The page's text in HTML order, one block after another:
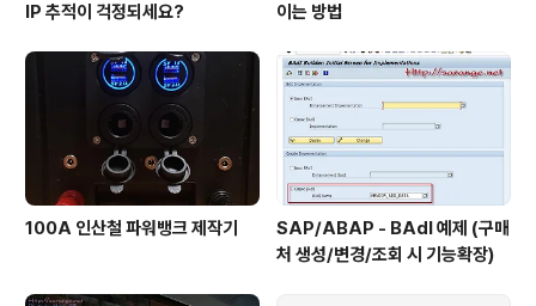
IP 추적이 걱정되세요?
이는 방법
100A 인산철 파워뱅크 제작기
SAP/ABAP - BAdI 예제 (구매
처 생성/변경/조회 시 기능확장)